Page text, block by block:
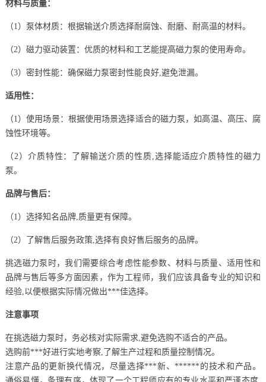
材料与质量：
（1）泵体材质：根据输送介质选择耐腐蚀、耐磨、耐高温的材料。
（2）磁力驱动装置：优质的材料和工艺能提高磁力泵的使用寿命。
（3）密封性能：确保磁力泵密封性能良好,避免泄漏。
适用性：
（1）使用场景：根据使用场景选择适合的磁力泵，如高温、高压、腐
蚀性环境等。
（2）介质特性：了解输送介质的性质,选择能适应介质特性的磁力
泵。
品牌与售后：
（1）选择知名品牌,质量更有保障。
（2）了解售后服务政策,选择有良好售后服务的品牌。
挑选磁力泵时，我们需要综合考虑性能参数、材料与质量、适用性和
品牌与售后等多方面因素，作为工程师，我们应该具备专业的知识和
经验,以便根据实际情况做出***佳选择。
注意事项
在挑选磁力泵时，务必核对实际需求,避免选购不适合的产品。
选购前***好进行实地考察,了解生产过程和质量控制情况。
注意产品的更新换代情况，尽量选择***新、******的技术和产品。